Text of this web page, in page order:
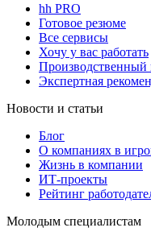
hh PRO
Готовое резюме
Все сервисы
Хочу у вас работать
Производственный
Экспертная
Новости и статьи
Блог
О компаниях в
Жизнь в компании
ИТ-проекты
Рейтинг
Молодым специалистам